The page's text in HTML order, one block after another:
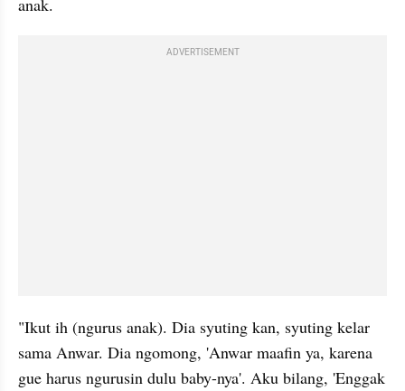
anak.
ADVERTISEMENT
"Ikut ih (ngurus anak). Dia syuting kan, syuting kelar
sama Anwar. Dia ngomong, 'Anwar maafin ya, karena
gue harus ngurusin dulu baby-nya'. Aku bilang, 'Enggak